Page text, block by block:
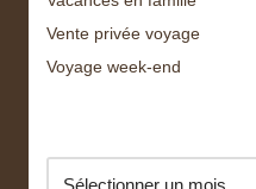
Vente privée voyage
Voyage week-end